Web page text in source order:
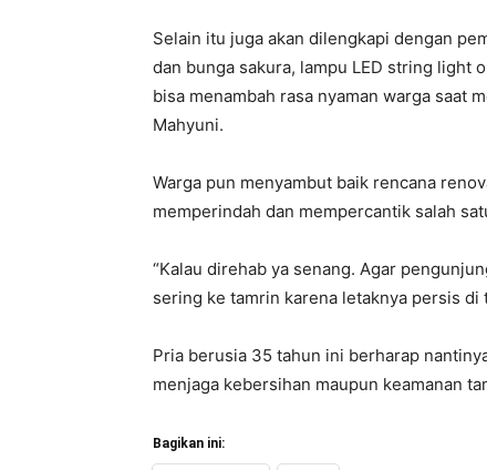
Selain itu juga akan dilengkapi dengan
dan bunga sakura, lampu LED string light
bisa menambah rasa nyaman warga saat
Mahyuni.
Warga pun menyambut baik rencana
memperindah dan mempercantik salah
“Kalau direhab ya senang. Agar
sering ke tamrin karena letaknya persis di
Pria berusia 35 tahun ini berharap
menjaga kebersihan maupun keamanan
Bagikan ini: